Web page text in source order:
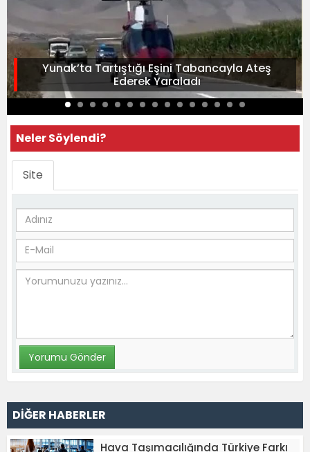
Yunak’ta Tartıştığı Eşini Tabancayla Ateş
Ederek Yaraladı
Neler Söylendi?
Site
DİĞER HABERLER
Hava Taşımacılığında Türkiye Farkı